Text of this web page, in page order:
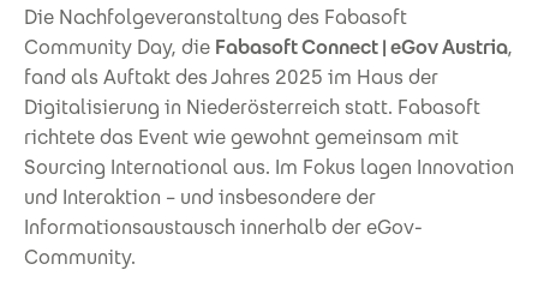
Die Nachfolgeveranstaltung des Fabasoft
Community Day, die Fabasoft Connect | eGov Austria,
fand als Auftakt des Jahres 2025 im Haus der
Digitalisierung in Niederösterreich statt. Fabasoft
richtete das Event wie gewohnt gemeinsam mit
Sourcing International aus. Im Fokus lagen Innovation
und Interaktion – und insbesondere der
Informationsaustausch innerhalb der eGov-
Community.